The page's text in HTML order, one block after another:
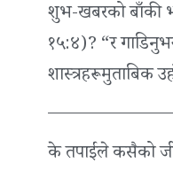
शुभ-खबरको बाँकी
१५:४)? “र
शास्त्रहरूमुताबिक
के तपाईंले कसैको